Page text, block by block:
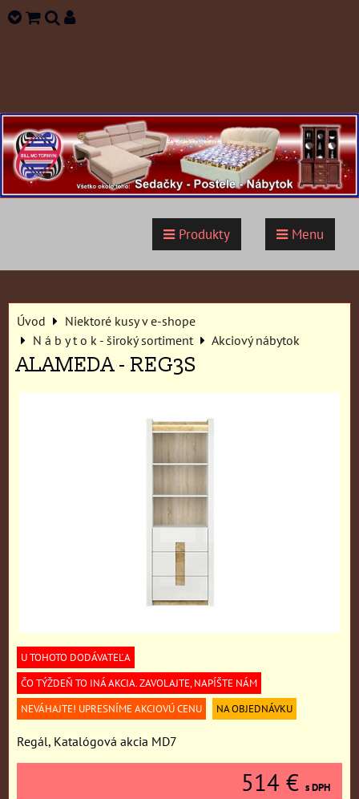
Produkty Menu
Úvod
Niektoré kusy v e-shope
N á b y t o k - široký sortiment
Akciový nábytok
ALAMEDA - REG3S
U TOHOTO DODÁVATEĽA
ČO TÝŽDEŇ TO INÁ AKCIA. ZAVOLAJTE, NAPÍŠTE NÁM
NEVÁHAJTE! UPRESNÍME AKCIOVÚ CENU
NA OBJEDNÁVKU
Regál, Katalógová akcia MD7
514 € s DPH